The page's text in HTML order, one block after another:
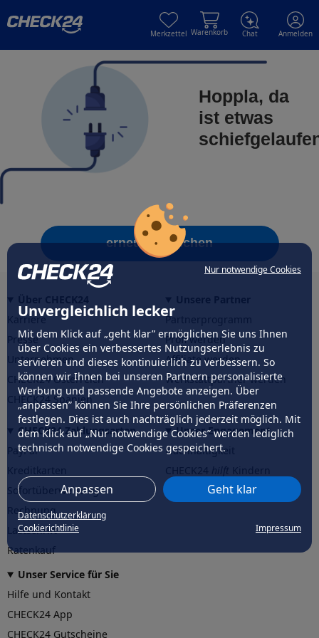
Nur notwendige Cookies
Unvergleichlich lecker
Mit dem Klick auf „geht klar” ermöglichen Sie uns Ihnen
über Cookies ein verbessertes Nutzungserlebnis zu
servieren und dieses kontinuierlich zu verbessern. So
können wir Ihnen bei unseren Partnern personalisierte
Werbung und passende Angebote anzeigen. Über
„anpassen” können Sie Ihre persönlichen Präferenzen
festlegen. Dies ist auch nachträglich jederzeit möglich. Mit
dem Klick auf „Nur notwendige Cookies” werden lediglich
technisch notwendige Cookies gespeichert.
Anpassen Geht klar
Datenschutzerklärung
Cookierichtlinie
Impressum
Merkzettel Warenkorb Chat Anmelden
Hoppla, da
ist etwas
erneut versuchen
Karriere
Presse
Unternehmen
CHECK24 Österreich
CHECK24 Spanien
Partnerprogramm
Profi werden
Affiliate werden
Werkstattpartner werden
CHECK24 Zahlungsarten
PayPal
Sofortüberweisung
Rechnung
Lastschrift
Ratenkauf
Unser Engagement
Nachhaltigkeit
CHECK24hilftder Natur
Unser Service für Sie
Hilfe und Kontakt
CHECK24 App
CHECK24 Gutscheine